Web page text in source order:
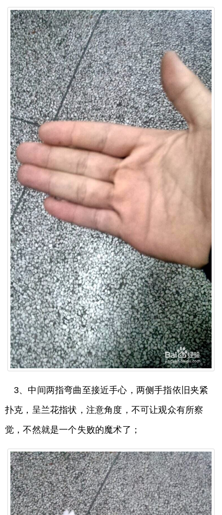
3、中间两指弯曲至接近手心，两侧手指依旧夹紧
扑克，呈兰花指状，注意角度，不可让观众有所察
觉，不然就是一个失败的魔术了；